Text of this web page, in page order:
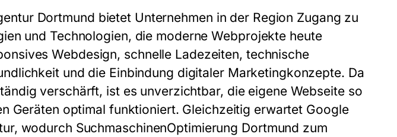
Dortmund bietet Unternehmen in der Region Zugang zu
und Technologien, die moderne Webprojekte heute
Webdesign, schnelle Ladezeiten, technische
und die Einbindung digitaler Marketingkonzepte. Da
verschärft, ist es unverzichtbar, die eigene Webseite so
Geräten optimal funktioniert. Gleichzeitig erwartet Google
wodurch SuchmaschinenOptimierung Dortmund zum